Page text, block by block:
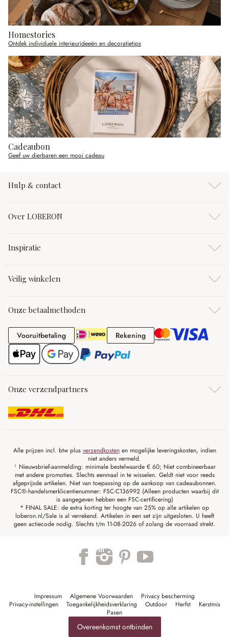
Homestories
Ontdek individuele interieurideeën en decoratietips
Cadeaubon
Geef uw dierbaren een mooi cadeau
Hulp & contact
Over LOBERON
Inspiratie
Veilig winkelen
Onze betaalmethoden
VooruitbetalingVooruitbetaling RekeningRekening
Onze verzendpartners
Alle prijzen incl. btw plus verzendkostenen mogelijke leveringskosten, indien
niet anders vermeld.
¹ Nieuwsbrief-aanmelding: minimale bestelwaarde € 60; Niet combineerbaar
met andere promoties. Slechts eenmaal in te wisselen. Geldt niet voor reeds
afgeprijsde artikelen. Niet van toepassing op de aankoop van cadeaubonnen.
FSC®-handelsmerklicentienummer: FSC-C136992 (Alleen producten waarbij dit
is aangegeven hebben een FSC-certificering)
* FINAL SALE: de extra korting ter hoogte van 25% op alle artikelen op
loberon.nl/Sale is al verrekend. Artikelen in een set zijn uitgesloten. U heeft
geen actiecode nodig. Slechts t/m 11-08-2026 of zolang de voorraad strekt.
Impressum Algemene Voorwaarden
Privacy bescherming
Privacy-instellingen
Toegankelijkheidsverklaring Outdoor Herfst
Kerstmis
Pasen
Overeenkomst ontbinden